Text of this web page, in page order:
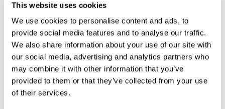
This website uses cookies
We use cookies to personalise content and ads, to
provide social media features and to analyse our traffic.
We also share information about your use of our site with
our social media, advertising and analytics partners who
may combine it with other information that you’ve
provided to them or that they’ve collected from your use
of their services.
KONTAKTA OSS
Fyll i det korta formuläret nedan så hör någon i vårt
team av sig.